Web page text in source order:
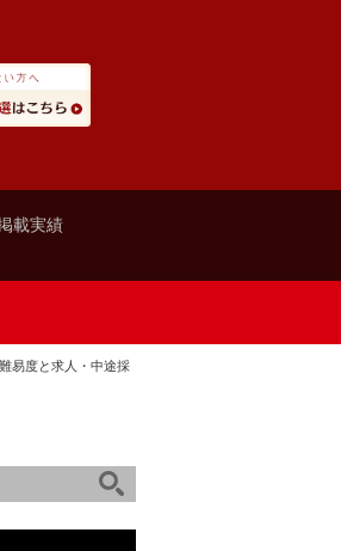
載実績
易度と求人・中途採